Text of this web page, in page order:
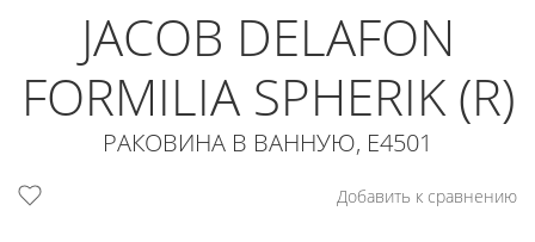
JACOB DELAFON
FORMILIA SPHERIK (R)
РАКОВИНА В ВАННУЮ, E4501
Добавить к сравнению